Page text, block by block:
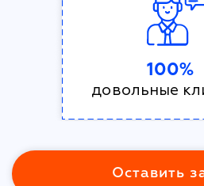
100%
довольные
Оставить